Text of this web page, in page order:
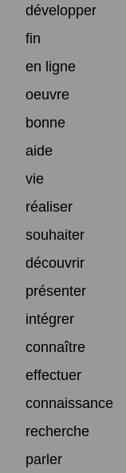
développer
fin
en ligne
oeuvre
bonne
aide
vie
réaliser
souhaiter
découvrir
présenter
intégrer
connaître
effectuer
connaissance
recherche
parler